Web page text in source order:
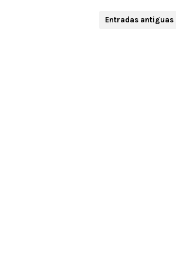
Entradas antiguas